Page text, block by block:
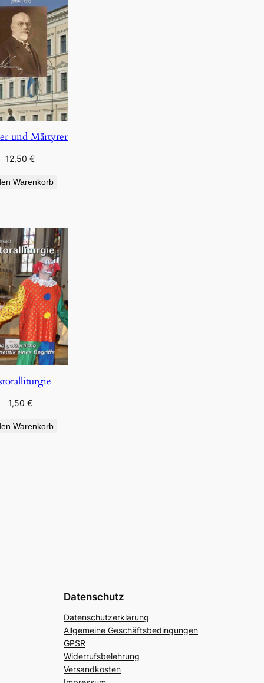
und Märtyrer
12,50€
Warenkorb
1,50 €
Warenkorb
Datenschutz
Datenschutzerklärung
Allgemeine Geschäftsbedingungen
GPSR
Widerrufsbelehrung
Versandkosten